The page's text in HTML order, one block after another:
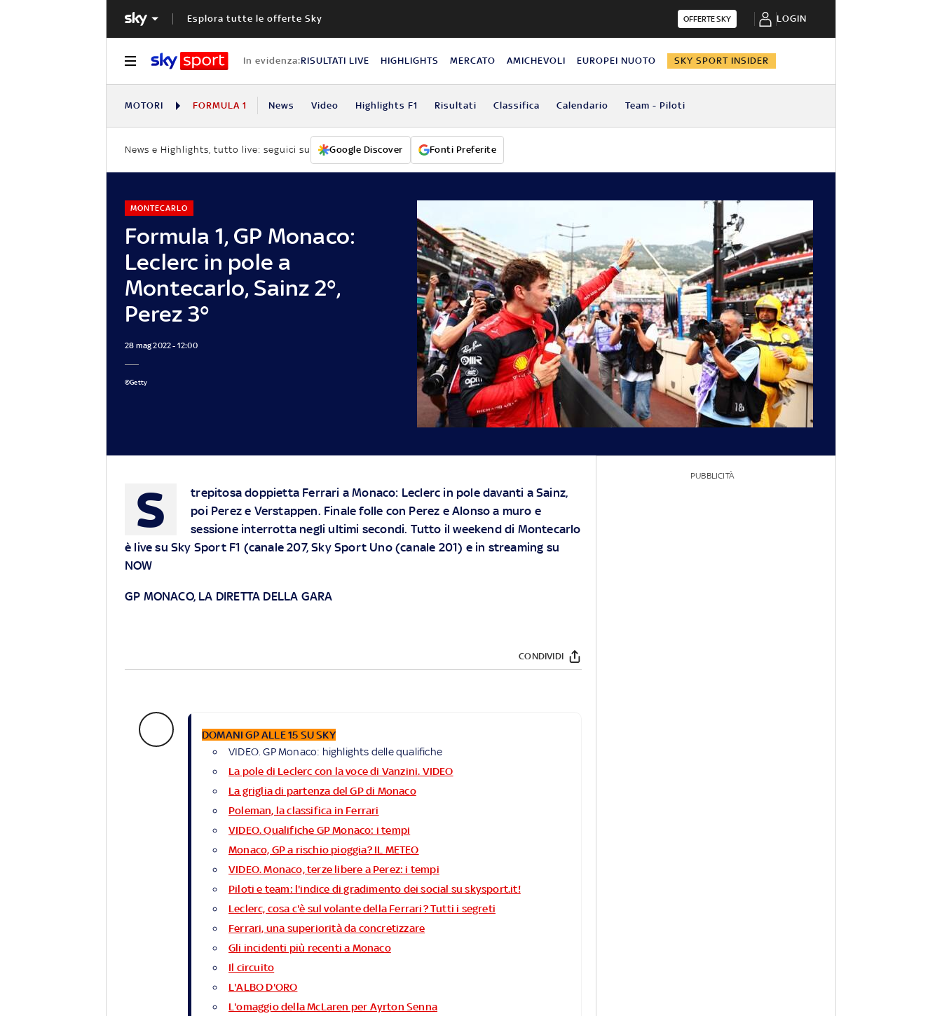
Esplora tutte le offerte Sky OFFERTE SKY LOGIN
In evidenza:RISULTATI LIVE HIGHLIGHTS MERCATO AMICHEVOLI EUROPEI NUOTO SKY SPORT INSIDER
MOTORI FORMULA 1 News Video Highlights F1 Risultati Classifica Calendario Team - Piloti
News e Highlights, tutto live: seguici su Google Discover Fonti Preferite
Formula 1, GP Monaco:
Leclerc in pole a
Montecarlo, Sainz 2°,
Perez 3°
MONTECARLO
28 mag 2022 - 12:00
©Getty
S
trepitosa doppietta Ferrari a Monaco: Leclerc in pole davanti a Sainz,
poi Perez e Verstappen. Finale folle con Perez e Alonso a muro e
sessione interrotta negli ultimi secondi. Tutto il weekend di Montecarlo
è live su Sky Sport F1 (canale 207, Sky Sport Uno (canale 201) e in streaming su
NOW
GP MONACO, LA DIRETTA DELLA GARA
CONDIVIDI
DOMANI GP ALLE 15 SU SKY
VIDEO. GP Monaco: highlights delle qualifiche
La pole di Leclerc con la voce di Vanzini. VIDEO
La griglia di partenza del GP di Monaco
Poleman, la classifica in Ferrari
VIDEO. Qualifiche GP Monaco: i tempi
Monaco, GP a rischio pioggia? IL METEO
VIDEO. Monaco, terze libere a Perez: i tempi
Piloti e team: l'indice di gradimento dei social su skysport.it!
Leclerc, cosa c'è sul volante della Ferrari? Tutti i segreti
Ferrari, una superiorità da concretizzare
Gli incidenti più recenti a Monaco
Il circuito
L'ALBO D'ORO
L'omaggio della McLaren per Ayrton Senna
PUBBLICITÀ